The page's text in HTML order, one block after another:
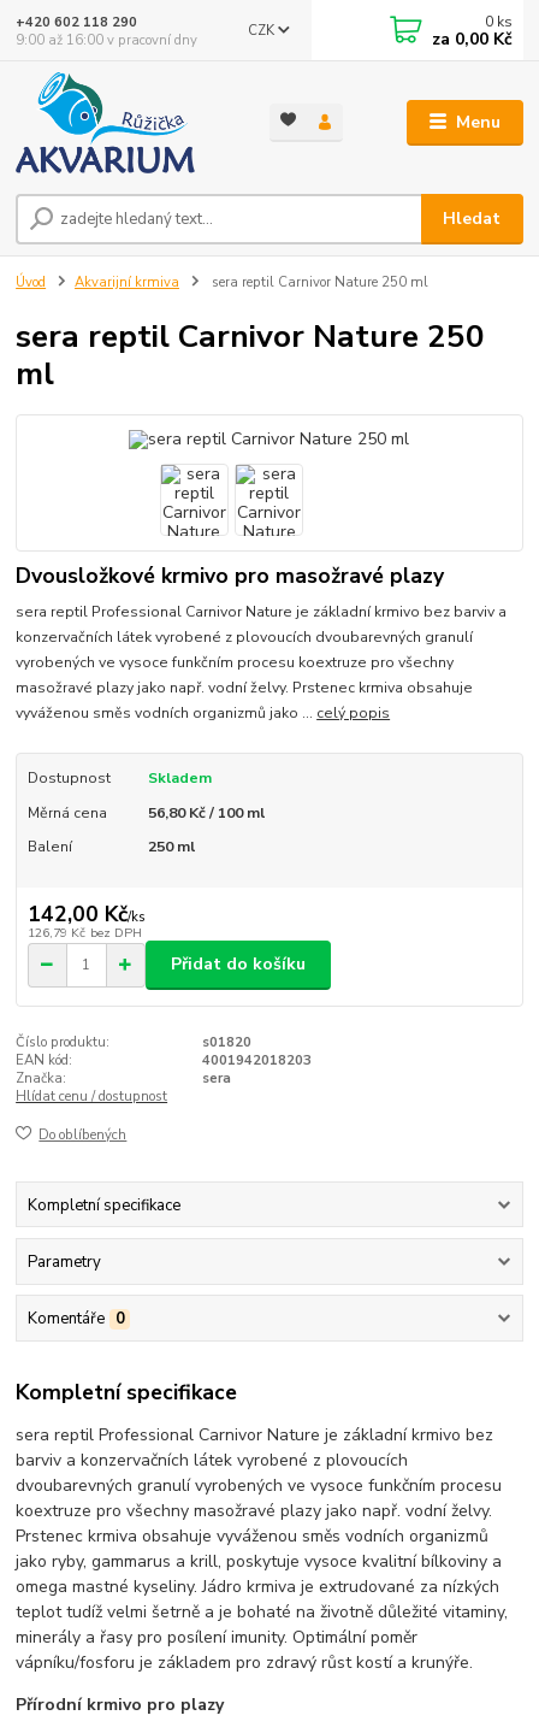
Menu
CZK
Hledat
+420 602 118 290
9:00 až 16:00 v pracovní dny
0 ks
za 0,00 Kč
Úvod Akvarijní krmiva sera reptil Carnivor Nature 250 ml
sera reptil Carnivor Nature 250
ml
Dvousložkové krmivo pro masožravé plazy
sera reptil Professional Carnivor Nature je základní krmivo bez barviv a
konzervačních látek vyrobené z plovoucích dvoubarevných granulí
vyrobených ve vysoce funkčním procesu koextruze pro všechny
masožravé plazy jako např. vodní želvy. Prstenec krmiva obsahuje
vyváženou směs vodních organizmů jako ... celý popis
Dostupnost
Skladem
Měrná cena
56,80 Kč / 100 ml
Balení
250 ml
142,00 Kč/ks
126,79 Kč bez DPH
Přidat do košíku
Číslo produktu:
s01820
EAN kód:
4001942018203
Značka:
sera
Hlídat cenu / dostupnost
Do oblíbených
Kompletní specifikace
Parametry
Komentáře 0
Kompletní specifikace
sera reptil Professional Carnivor Nature je základní krmivo bez
barviv a konzervačních látek vyrobené z plovoucích
dvoubarevných granulí vyrobených ve vysoce funkčním procesu
koextruze pro všechny masožravé plazy jako např. vodní želvy.
Prstenec krmiva obsahuje vyváženou směs vodních organizmů
jako ryby, gammarus a krill, poskytuje vysoce kvalitní bílkoviny a
omega mastné kyseliny. Jádro krmiva je extrudované za nízkých
teplot tudíž velmi šetrně a je bohaté na životně důležité vitaminy,
minerály a řasy pro posílení imunity. Optimální poměr
vápníku/fosforu je základem pro zdravý růst kostí a krunýře.
Přírodní krmivo pro plazy